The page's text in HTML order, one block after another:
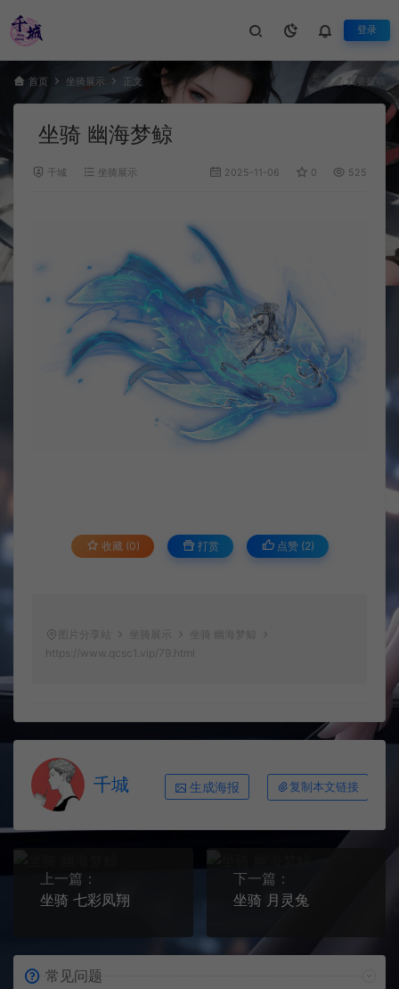
登录
首页 坐骑展示 正文 我要投稿
坐骑 幽海梦鲸
千城 坐骑展示 2025-11-06 0 525
收藏 (0) 打赏 点赞 (2)
图片分享站 坐骑展示
坐骑 幽海梦鲸
https://www.qcsc1.vip/79.html
千城 生成海报 复制本文链接
上一篇：
坐骑 七彩凤翔
下一篇：
坐骑 月灵兔
常见问题